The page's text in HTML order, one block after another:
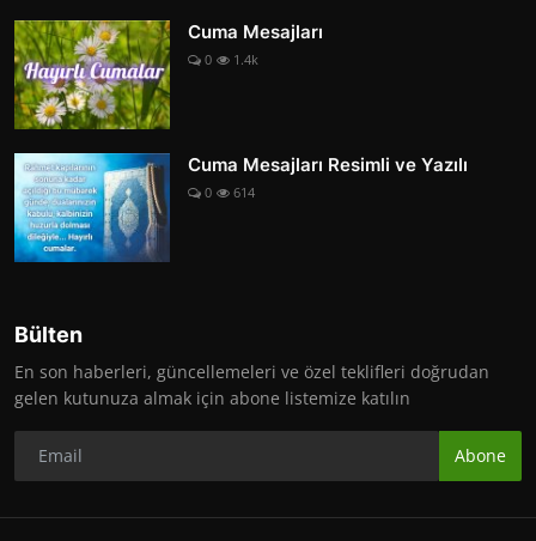
Cuma Mesajları
0 1.4k
Cuma Mesajları Resimli ve Yazılı
0 614
Bülten
En son haberleri, güncellemeleri ve özel teklifleri doğrudan
gelen kutunuza almak için abone listemize katılın
Abone